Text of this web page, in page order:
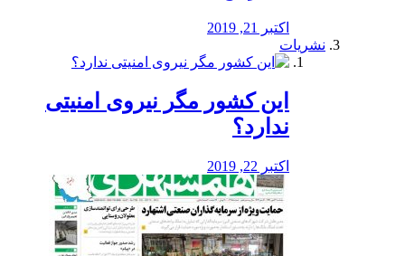
اکتبر 21, 2019
نشریات
این کشور مگر نیروی امنیتی
ندارد؟
اکتبر 22, 2019